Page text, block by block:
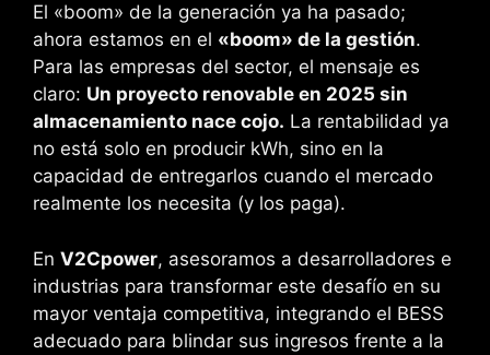
El «boom» de la generación ya ha pasado;
ahora estamos en el «boom» de la gestión.
Para las empresas del sector, el mensaje es
claro: Un proyecto renovable en 2025 sin
almacenamiento nace cojo. La rentabilidad ya
no está solo en producir kWh, sino en la
capacidad de entregarlos cuando el mercado
realmente los necesita (y los paga).
En V2Cpower, asesoramos a desarrolladores e
industrias para transformar este desafío en su
mayor ventaja competitiva, integrando el BESS
adecuado para blindar sus ingresos frente a la